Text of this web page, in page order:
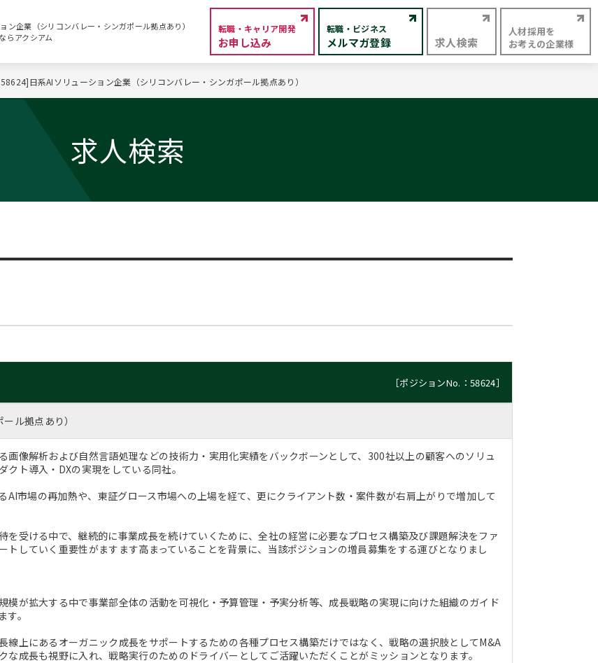
企業（シリコンバレー・シンガポール拠点あり）
らアクシアム
転職・キャリア開発
お申し込み
転職・ビジネス
メルマガ登録 求人検索
人材採用を
お考えの企業様
日系AIソリューション企業（シリコンバレー・シンガポール拠点あり）
求人検索
［ポジションNo.：58624］
ル拠点あり）
画像解析および自然言語処理などの技術力・実用化実績をバックボーンとして、300社以上の顧客へのソリュ
クト導入・DXの実現をしている同社。
AI市場の再加熱や、東証グロース市場への上場を経て、更にクライアント数・案件数が右肩上がりで増加して
を受ける中で、継続的に事業成長を続けていくために、全社の経営に必要なプロセス構築及び課題解決をファ
トしていく重要性がますます高まっていることを背景に、当該ポジションの増員募集をする運びとなりまし
模が拡大する中で事業部全体の活動を可視化・予算管理・予実分析等、成長戦略の実現に向けた組織のガイド
。
線上にあるオーガニック成長をサポートするための各種プロセス構築だけではなく、戦略の選択肢としてM&A
な成長も視野に入れ、戦略実行のためのドライバーとしてご活躍いただくことがミッションとなります。